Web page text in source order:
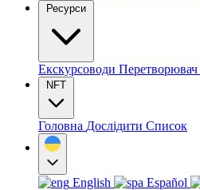
Ресурси
Екскурсоводи Перетворювач
NFT
Головна Дослідити Список
English Español